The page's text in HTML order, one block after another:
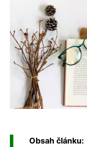
Obsah článku: